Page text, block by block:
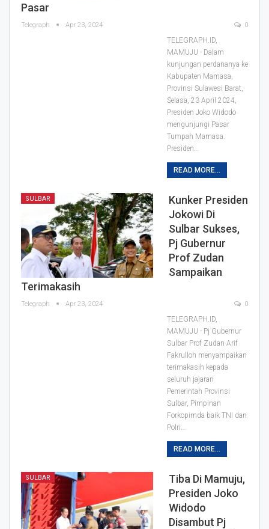
Pasar
Telegraph Apr 23, 2024 0
TELEGRAPH.ID,
MAMUJU - Dalam
kunjungan perdananya ke
Kabupaten Mamasa,
Provinsi Sulawesi Barat,
Selasa, 23 April 2024,
Presiden Joko Widodo
mengunjungi Pasar
Tumpah Mamasa.
Presiden…
READ MORE...
SULBAR
Kunker Presiden
Jokowi Di
Sulbar Sukses,
Pj Gubernur
Prof Zudan
Sampaikan
Terimakasih
Telegraph Apr 23, 2024 0
TELEGRAPH.ID,
MAMUJU - Pj Gubernur
Sulbar Prof Zudan Arif
Fakrulloh menyampaikan
terimakasih kepada
seluruh jajaran
Pemerintah Provinsi
Sulbar, Pimpinan
Forkopimda baik TNI dan
Polri…
READ MORE...
SULBAR
Tiba Di Mamuju,
Presiden Joko
Widodo
Disambut Pj